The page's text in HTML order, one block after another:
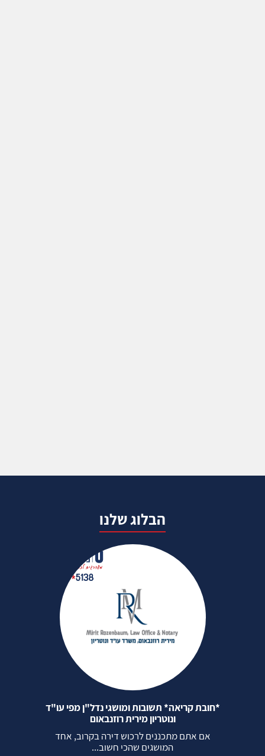
הבלוג שלנו
*חובת קריאה* תשובות ומושגי נדל"ן מפי עו"ד
ונוטריון מירית רוזנבאום
אם אתם מתכננים לרכוש דירה בקרוב, אחד
המושגים שהכי חשוב...